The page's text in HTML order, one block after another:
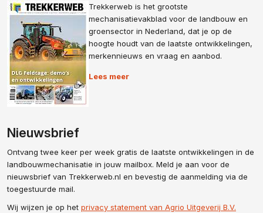
Trekkerweb is het grootste
mechanisatievakblad voor de landbouw en
groensector in Nederland, dat je op de
hoogte houdt van de laatste ontwikkelingen,
merkennieuws en vraag en aanbod.
Lees meer
Nieuwsbrief
Ontvang twee keer per week gratis de laatste ontwikkelingen in de
landbouwmechanisatie in jouw mailbox. Meld je aan voor de
nieuwsbrief van Trekkerweb.nl en bevestig de aanmelding via de
toegestuurde mail.
Wij wijzen je op het privacy statement van Agrio Uitgeverij B.V.